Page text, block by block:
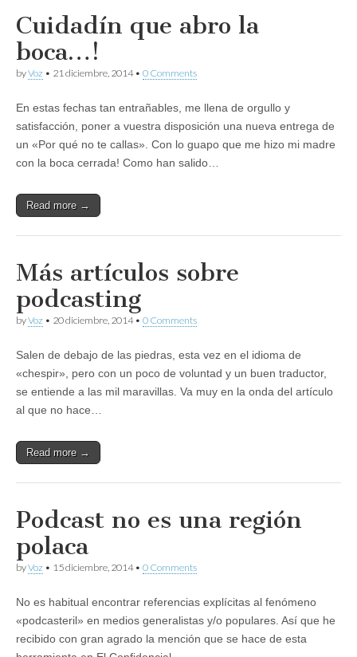
Cuidadín que abro la
boca…!
byVoz • 21 diciembre, 2014• 0 Comments
En estas fechas tan entrañables, me llena de orgullo y
satisfacción, poner a vuestra disposición una nueva entrega de
un «Por qué no te callas». Con lo guapo que me hizo mi madre
con la boca cerrada! Como han salido…
Read more →
Más artículos sobre
podcasting
byVoz • 20 diciembre, 2014• 0 Comments
Salen de debajo de las piedras, esta vez en el idioma de
«chespir», pero con un poco de voluntad y un buen traductor,
se entiende a las mil maravillas. Va muy en la onda del artículo
al que no hace…
Read more →
Podcast no es una región
polaca
byVoz • 15 diciembre, 2014• 0 Comments
No es habitual encontrar referencias explícitas al fenómeno
«podcasteril» en medios generalistas y/o populares. Así que he
recibido con gran agrado la mención que se hace de esta